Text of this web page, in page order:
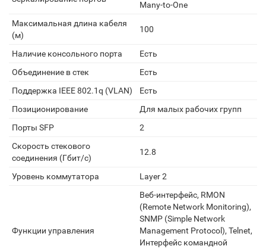
Many-to-One
Максимальная длина кабеля
(м)
100
Наличие консольного порта
Есть
Объединение в стек
Есть
Поддержка IEEE 802.1q (VLAN)
Есть
Позиционирование
Для малых рабочих групп
Порты SFP
2
Скорость стекового
соединения (Гбит/с)
12.8
Уровень коммутатора Layer 2
Функции управления
Веб-интерфейс, RMON
(Remote Network Monitoring),
SNMP (Simple Network
Management Protocol), Telnet,
Интерфейс командной